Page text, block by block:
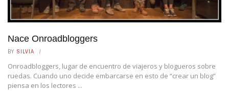
Nace Onroadbloggers
BY SILVIA
Onroadbloggers, lugar de encuentro de viajeros y blogueros sobre
ruedas. Cuando uno decide embarcarse en esto de “crear un blog”
piensa en los lectores ...